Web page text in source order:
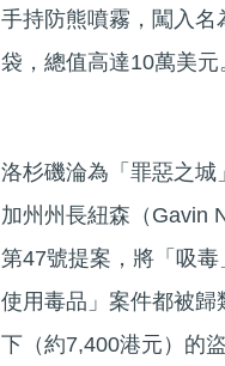
手持防熊噴霧，闖入
袋，總值高達10萬美元
洛杉磯淪為「罪惡之
加州州長紐森（Gavin
第47號提案，將「吸
使用毒品」案件都被
下（約7,400港元）的